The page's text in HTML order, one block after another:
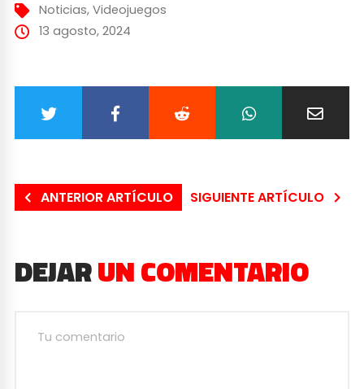
Noticias, Videojuegos
13 agosto, 2024
ANTERIOR ARTÍCULO SIGUIENTE ARTÍCULO
DEJARUN COMENTARIO